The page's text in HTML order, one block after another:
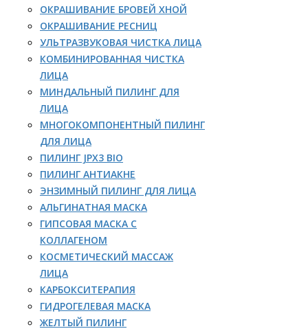
ОКРАШИВАНИЕ БРОВЕЙ ХНОЙ
ОКРАШИВАНИЕ РЕСНИЦ
УЛЬТРАЗВУКОВАЯ ЧИСТКА ЛИЦА
КОМБИНИРОВАННАЯ ЧИСТКА
ЛИЦА
МИНДАЛЬНЫЙ ПИЛИНГ ДЛЯ
ЛИЦА
МНОГОКОМПОНЕНТНЫЙ ПИЛИНГ
ДЛЯ ЛИЦА
ПИЛИНГ JPX3 BIO
ПИЛИНГ АНТИАКНЕ
ЭНЗИМНЫЙ ПИЛИНГ ДЛЯ ЛИЦА
АЛЬГИНАТНАЯ МАСКА
ГИПСОВАЯ МАСКА С
КОЛЛАГЕНОМ
КОСМЕТИЧЕСКИЙ МАССАЖ
ЛИЦА
КАРБОКСИТЕРАПИЯ
ГИДРОГЕЛЕВАЯ МАСКА
ЖЕЛТЫЙ ПИЛИНГ